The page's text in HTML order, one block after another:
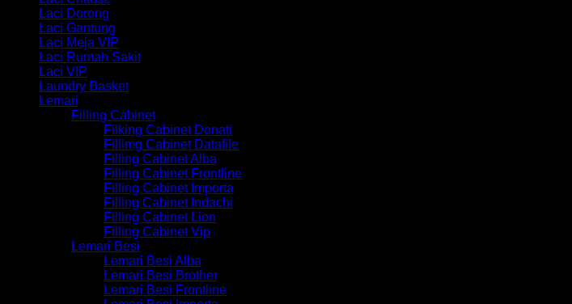
Laci Dorong
Laci Gantung
Laci Meja VIP
Laci Rumah Sakit
Laci VIP
Laundry Basket
Lemari
Filling Cabinet
Filking Cabinet Donati
Fillimg Cabinet Datafile
Filling Cabinet Alba
Filling Cabinet Frontline
Filling Cabinet Importa
Filling Cabinet Indachi
Filling Cabinet Lion
Filling Cabinet Vip
Lemari Besi
Lemari Besi Alba
Lemari Besi Brother
Lemari Besi Frontline